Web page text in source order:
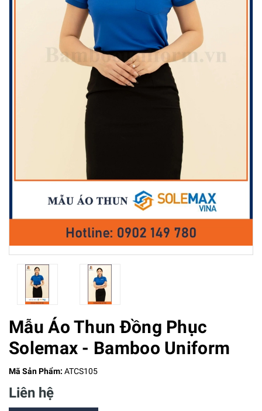
Mẫu Áo Thun Đồng Phục
Solemax - Bamboo Uniform
Mã Sản Phẩm: ATCS105
Liên hệ